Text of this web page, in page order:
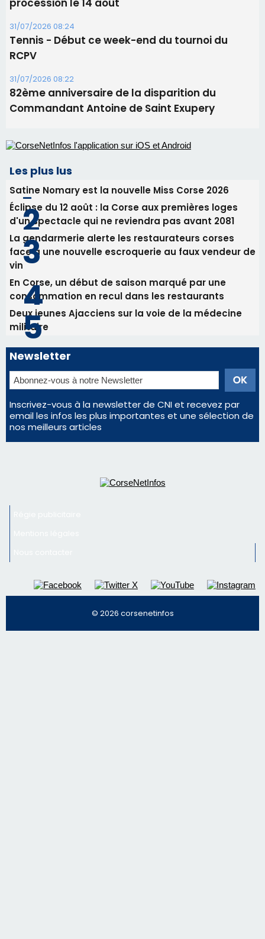
06/08/2026 15:25
Corte – L’association A Nuciola organise une
projection sous les étoiles
06/08/2026 15:04
Alata - Soirée Tango Argentin au stade de San
Benedetto
05/08/2026 09:53
procession le 14 août
31/07/2026 08:24
Tennis - Début ce week-end du tournoi du
RCPV
31/07/2026 08:22
82ème anniversaire de la disparition du
Commandant Antoine de Saint Exupery
Les plus lus
Satine Nomary est la nouvelle Miss Corse 2026
Éclipse du 12 août : la Corse aux premières loges
d'un spectacle qui ne reviendra pas avant 2081
La gendarmerie alerte les restaurateurs corses
face à une nouvelle escroquerie au faux vendeur de
vin
En Corse, un début de saison marqué par une
consommation en recul dans les restaurants
nos meilleurs articles